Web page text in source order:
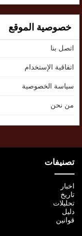
خصوصية الموقع
اتصل بنا
اتفاقية الإستخدام
سياسة الخصوصية
من نحن
تصنيفات
اخبار
تاريخ
تحليلات
دليل
قوانين